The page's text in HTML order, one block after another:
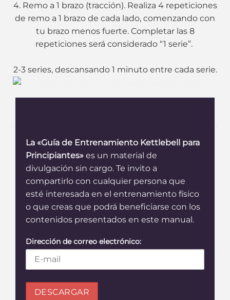
4. Remo a 1 brazo (tracción). Realiza 4 repeticiones
de remo a 1 brazo de cada lado, comenzando con
tu brazo menos fuerte. Completar las 8
repeticiones será considerado “1 serie”.
2-3 series, descansando 1 minuto entre cada serie.
La «Guía de Entrenamiento Kettlebell para
Principiantes» es un material de
divulgación sin cargo. Te invito a
compartirlo con cualquier persona que
esté interesada en el entrenamiento físico
o que creas que podrá beneficiarse con los
contenidos presentados en este manual.
Dirección de correo electrónico: